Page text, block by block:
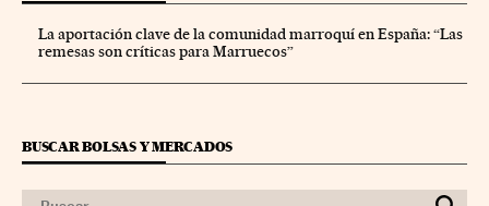
La aportación clave de la comunidad marroquí en España: “Las
remesas son críticas para Marruecos”
BUSCAR BOLSAS Y MERCADOS